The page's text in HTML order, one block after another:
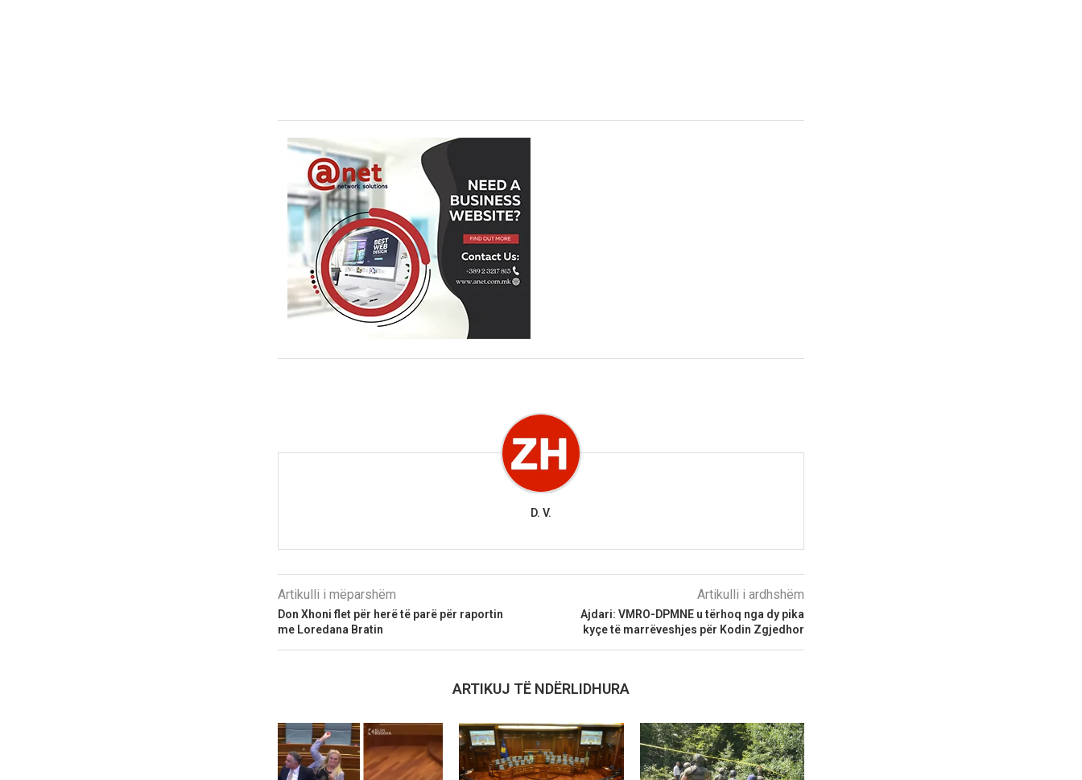
D. V.
Artikulli i mëparshëm
Don Xhoni flet për herë të parë për raportin
me Loredana Bratin
Artikulli i ardhshëm
Ajdari: VMRO-DPMNE u tërhoq nga dy pika
kyçe të marrëveshjes për Kodin Zgjedhor
ARTIKUJ TË NDËRLIDHURA